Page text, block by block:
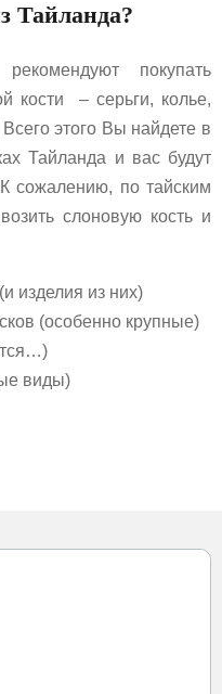
Тайланда?
покупать
кости – серьги, колье,
этого Вы найдете в
Тайланда и вас будут
сожалению, по тайским
слоновую кость и
изделия из них)
(особенно крупные)
виды)